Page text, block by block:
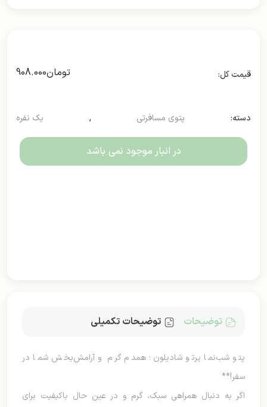
تومان908.000
دسته: پتوی مسافرتی , یک نفره
در انبار موجود نمی باشد
توضیحات توضیحات تکمیلی
پتو شب‌نما پرتو شادیلون؛ همدم گرم و آرامش‌بخش شما در
سفر!**
اگر به دنبال همراهی سبک، گرم و در عین حال باکیفیت برای